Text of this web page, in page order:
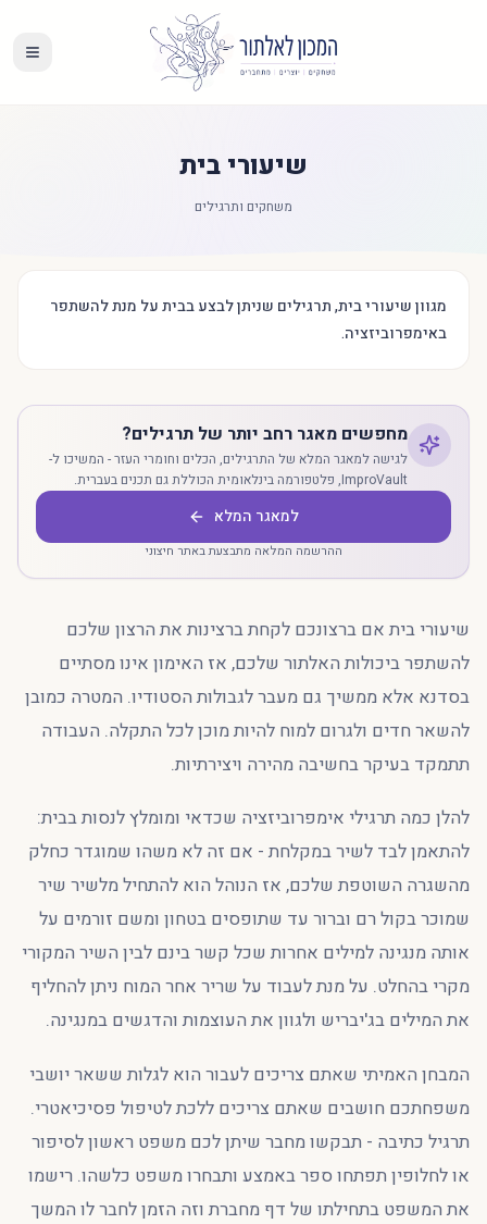
שיעורי בית
משחקים ותרגילים
מגוון שיעורי בית, תרגילים שניתן לבצע בבית על מנת להשתפר
באימפרוביזציה.
מחפשים מאגר רחב יותר של תרגילים?
לגישה למאגר המלא של התרגילים, הכלים וחומרי העזר - המשיכו ל-
ImproVault, פלטפורמה בינלאומית הכוללת גם תכנים בעברית.
למאגר המלא
ההרשמה המלאה מתבצעת באתר חיצוני
שיעורי בית אם ברצונכם לקחת ברצינות את הרצון שלכם
להשתפר ביכולות האלתור שלכם, אז האימון אינו מסתיים
בסדנא אלא ממשיך גם מעבר לגבולות הסטודיו. המטרה כמובן
להשאר חדים ולגרום למוח להיות מוכן לכל התקלה. העבודה
תתמקד בעיקר בחשיבה מהירה ויצירתיות.
להלן כמה תרגילי אימפרוביזציה שכדאי ומומלץ לנסות בבית:
להתאמן לבד לשיר במקלחת - אם זה לא משהו שמוגדר כחלק
מהשגרה השוטפת שלכם, אז הנוהל הוא להתחיל מלשיר שיר
שמוכר בקול רם וברור עד שתופסים בטחון ומשם זורמים על
אותה מנגינה למילים אחרות שכל קשר בינם לבין השיר המקורי
מקרי בהחלט. על מנת לעבוד על שריר אחר המוח ניתן להחליף
את המילים בג'יבריש ולגוון את העוצמות והדגשים במנגינה.
המבחן האמיתי שאתם צריכים לעבור הוא לגלות ששאר יושבי
משפחתכם חושבים שאתם צריכים ללכת לטיפול פסיכיאטרי.
תרגיל כתיבה - תבקשו מחבר שיתן לכם משפט ראשון לסיפור
או לחלופין תפתחו ספר באמצע ותבחרו משפט כלשהו. רישמו
את המשפט בתחילתו של דף מחברת וזה הזמן לחבר לו המשך